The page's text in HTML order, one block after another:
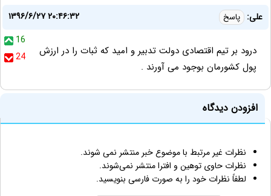
علی: پاسخ
۱۳۹۶/۶/۲۷ ۲۰:۴۶:۳۲
16
24
درود بر تیم اقتصادی دولت تدبیر و امید که ثبات را در ارزش
پول کشورمان بوجود می آورند .
افزودن دیدگاه
نظرات غیر مرتبط با موضوع خبر منتشر نمی شوند.
نظرات حاوی توهین و افترا منتشر نمی‌شوند.
لطفاً نظرات خود را به صورت فارسی بنویسید.